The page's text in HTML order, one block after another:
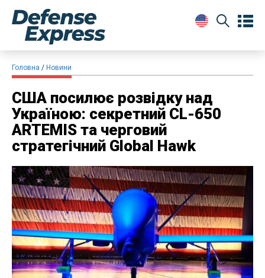
Головна Новини
​США посилює розвідку над
Україною: секретний CL-650
ARTEMIS та черговий
стратегічний Global Hawk